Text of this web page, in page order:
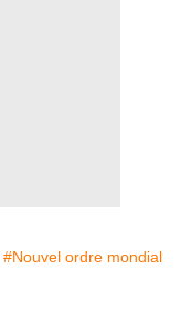
#Nouvel ordre mondial